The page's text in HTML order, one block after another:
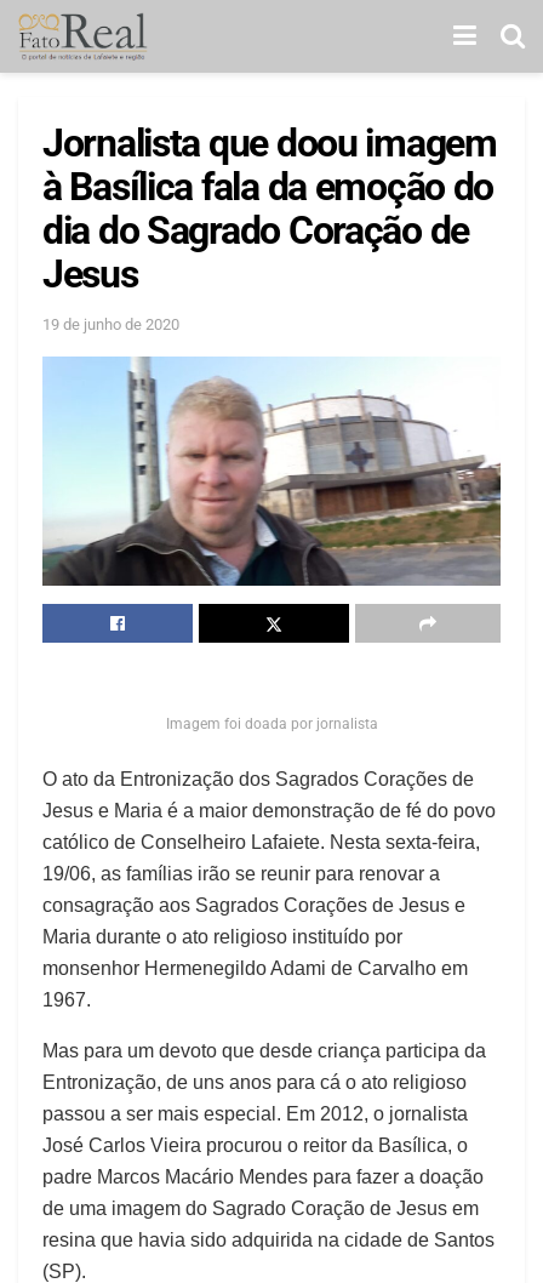
Jornalista que doou imagem
à Basílica fala da emoção do
dia do Sagrado Coração de
Jesus
19 de junho de 2020
Imagem foi doada por jornalista
O ato da Entronização dos Sagrados Corações de
Jesus e Maria é a maior demonstração de fé do povo
católico de Conselheiro Lafaiete. Nesta sexta-feira,
19/06, as famílias irão se reunir para renovar a
consagração aos Sagrados Corações de Jesus e
Maria durante o ato religioso instituído por
monsenhor Hermenegildo Adami de Carvalho em
1967.
Mas para um devoto que desde criança participa da
Entronização, de uns anos para cá o ato religioso
passou a ser mais especial. Em 2012, o jornalista
José Carlos Vieira procurou o reitor da Basílica, o
padre Marcos Macário Mendes para fazer a doação
de uma imagem do Sagrado Coração de Jesus em
resina que havia sido adquirida na cidade de Santos
(SP).